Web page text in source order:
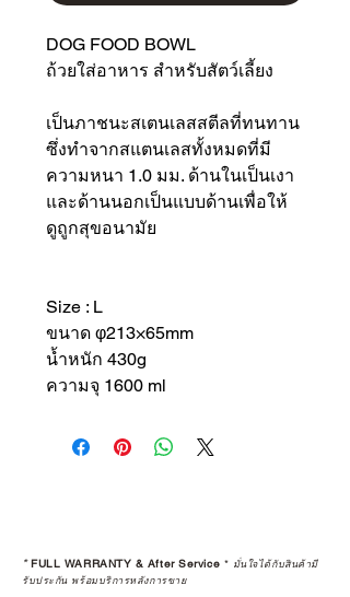
DOG FOOD BOWL
ถ้วยใส่อาหาร สำหรับสัตว์เลี้ยง
เป็นภาชนะสเตนเลสสตีลที่ทนทาน
ซึ่งทำจากสแตนเลสทั้งหมดที่มี
ความหนา 1.0 มม. ด้านในเป็นเงา
และด้านนอกเป็นแบบด้านเพื่อให้
ดูถูกสุขอนามัย
Size : L
ขนาด φ213×65mm
น้ำหนัก 430g
ความจุ 1600 ml
*FULL WARRANTY & After Service * มั่นใจได้กับสินค้ามี
รับประกัน พร้อมบริการหลังการขาย